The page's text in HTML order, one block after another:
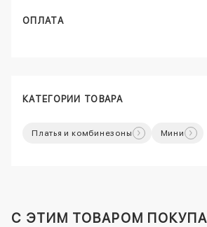
ОПЛАТА
КАТЕГОРИИ ТОВАРА
Платья и комбинезоны Мини
C ЭТИМ ТОВАРОМ